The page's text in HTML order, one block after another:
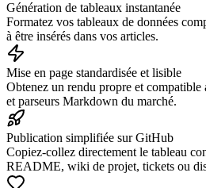
Génération de tableaux instantanée
Formatez vos tableaux de données
à être insérés dans vos articles.
Mise en page standardisée et lisible
Obtenez un rendu propre et compatible
et parseurs Markdown du marché.
Publication simplifiée sur GitHub
Copiez-collez directement le tableau
README, wiki de projet, tickets ou